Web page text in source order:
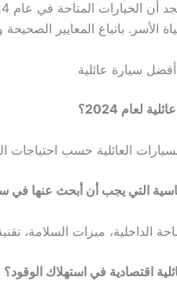
الأسر. باتباع المعايير
سيارة عائلية
العائلية حسب احتياجات
الداخلية، ميزات السلامة،